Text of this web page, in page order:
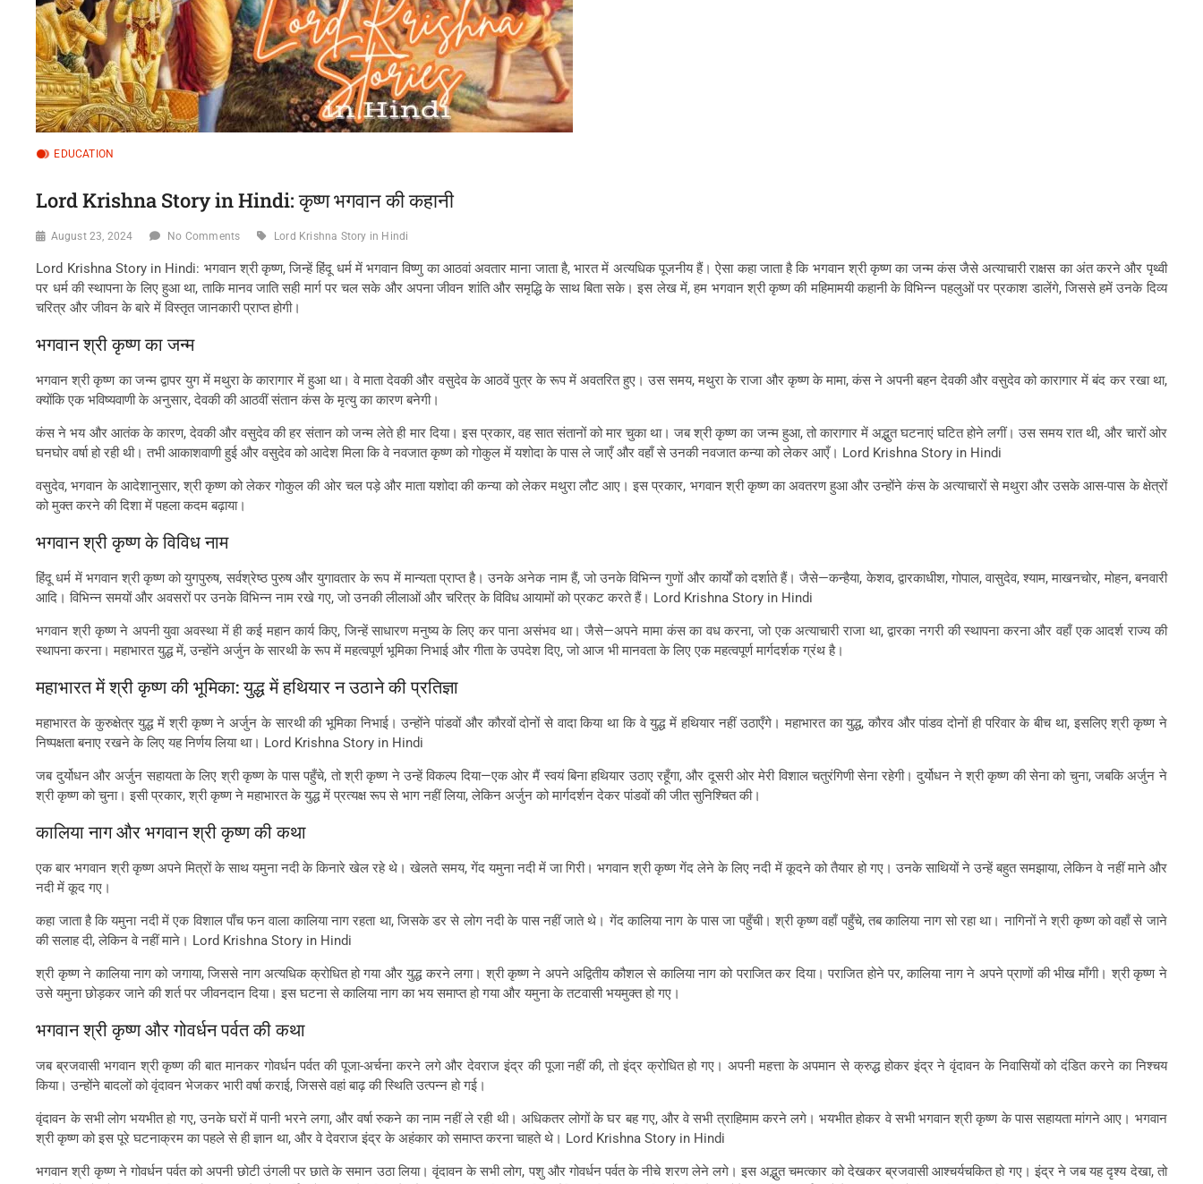
EDUCATION
Lord Krishna Story in Hindi: कृष्ण भगवान की कहानी
August 23, 2024 No Comments Lord Krishna Story in Hindi
Lord Krishna Story in Hindi: भगवान श्री कृष्ण, जिन्हें हिंदू धर्म में भगवान विष्णु का आठवां अवतार माना जाता है, भारत में अत्यधिक पूजनीय हैं। ऐसा कहा जाता है कि भगवान श्री कृष्ण का जन्म कंस जैसे अत्याचारी राक्षस का अंत करने और पृथ्वी
पर धर्म की स्थापना के लिए हुआ था, ताकि मानव जाति सही मार्ग पर चल सके और अपना जीवन शांति और समृद्धि के साथ बिता सके। इस लेख में, हम भगवान श्री कृष्ण की महिमामयी कहानी के विभिन्न पहलुओं पर प्रकाश डालेंगे, जिससे हमें उनके दिव्य
चरित्र और जीवन के बारे में विस्तृत जानकारी प्राप्त होगी।
भगवान श्री कृष्ण का जन्म
भगवान श्री कृष्ण का जन्म द्वापर युग में मथुरा के कारागार में हुआ था। वे माता देवकी और वसुदेव के आठवें पुत्र के रूप में अवतरित हुए। उस समय, मथुरा के राजा और कृष्ण के मामा, कंस ने अपनी बहन देवकी और वसुदेव को कारागार में बंद कर रखा था,
क्योंकि एक भविष्यवाणी के अनुसार, देवकी की आठवीं संतान कंस के मृत्यु का कारण बनेगी।
कंस ने भय और आतंक के कारण, देवकी और वसुदेव की हर संतान को जन्म लेते ही मार दिया। इस प्रकार, वह सात संतानों को मार चुका था। जब श्री कृष्ण का जन्म हुआ, तो कारागार में अद्भुत घटनाएं घटित होने लगीं। उस समय रात थी, और चारों ओर
घनघोर वर्षा हो रही थी। तभी आकाशवाणी हुई और वसुदेव को आदेश मिला कि वे नवजात कृष्ण को गोकुल में यशोदा के पास ले जाएँ और वहाँ से उनकी नवजात कन्या को लेकर आएँ। Lord Krishna Story in Hindi
वसुदेव, भगवान के आदेशानुसार, श्री कृष्ण को लेकर गोकुल की ओर चल पड़े और माता यशोदा की कन्या को लेकर मथुरा लौट आए। इस प्रकार, भगवान श्री कृष्ण का अवतरण हुआ और उन्होंने कंस के अत्याचारों से मथुरा और उसके आस-पास के क्षेत्रों
को मुक्त करने की दिशा में पहला कदम बढ़ाया।
भगवान श्री कृष्ण के विविध नाम
हिंदू धर्म में भगवान श्री कृष्ण को युगपुरुष, सर्वश्रेष्ठ पुरुष और युगावतार के रूप में मान्यता प्राप्त है। उनके अनेक नाम हैं, जो उनके विभिन्न गुणों और कार्यों को दर्शाते हैं। जैसे—कन्हैया, केशव, द्वारकाधीश, गोपाल, वासुदेव, श्याम, माखनचोर, मोहन, बनवारी
आदि। विभिन्न समयों और अवसरों पर उनके विभिन्न नाम रखे गए, जो उनकी लीलाओं और चरित्र के विविध आयामों को प्रकट करते हैं। Lord Krishna Story in Hindi
भगवान श्री कृष्ण ने अपनी युवा अवस्था में ही कई महान कार्य किए, जिन्हें साधारण मनुष्य के लिए कर पाना असंभव था। जैसे—अपने मामा कंस का वध करना, जो एक अत्याचारी राजा था, द्वारका नगरी की स्थापना करना और वहाँ एक आदर्श राज्य की
स्थापना करना। महाभारत युद्ध में, उन्होंने अर्जुन के सारथी के रूप में महत्वपूर्ण भूमिका निभाई और गीता के उपदेश दिए, जो आज भी मानवता के लिए एक महत्वपूर्ण मार्गदर्शक ग्रंथ है।
महाभारत में श्री कृष्ण की भूमिका: युद्ध में हथियार न उठाने की प्रतिज्ञा
महाभारत के कुरुक्षेत्र युद्ध में श्री कृष्ण ने अर्जुन के सारथी की भूमिका निभाई। उन्होंने पांडवों और कौरवों दोनों से वादा किया था कि वे युद्ध में हथियार नहीं उठाएँगे। महाभारत का युद्ध, कौरव और पांडव दोनों ही परिवार के बीच था, इसलिए श्री कृष्ण ने
निष्पक्षता बनाए रखने के लिए यह निर्णय लिया था। Lord Krishna Story in Hindi
जब दुर्योधन और अर्जुन सहायता के लिए श्री कृष्ण के पास पहुँचे, तो श्री कृष्ण ने उन्हें विकल्प दिया—एक ओर मैं स्वयं बिना हथियार उठाए रहूँगा, और दूसरी ओर मेरी विशाल चतुरंगिणी सेना रहेगी। दुर्योधन ने श्री कृष्ण की सेना को चुना, जबकि अर्जुन ने
श्री कृष्ण को चुना। इसी प्रकार, श्री कृष्ण ने महाभारत के युद्ध में प्रत्यक्ष रूप से भाग नहीं लिया, लेकिन अर्जुन को मार्गदर्शन देकर पांडवों की जीत सुनिश्चित की।
कालिया नाग और भगवान श्री कृष्ण की कथा
एक बार भगवान श्री कृष्ण अपने मित्रों के साथ यमुना नदी के किनारे खेल रहे थे। खेलते समय, गेंद यमुना नदी में जा गिरी। भगवान श्री कृष्ण गेंद लेने के लिए नदी में कूदने को तैयार हो गए। उनके साथियों ने उन्हें बहुत समझाया, लेकिन वे नहीं माने और
नदी में कूद गए।
कहा जाता है कि यमुना नदी में एक विशाल पाँच फन वाला कालिया नाग रहता था, जिसके डर से लोग नदी के पास नहीं जाते थे। गेंद कालिया नाग के पास जा पहुँची। श्री कृष्ण वहाँ पहुँचे, तब कालिया नाग सो रहा था। नागिनों ने श्री कृष्ण को वहाँ से जाने
की सलाह दी, लेकिन वे नहीं माने। Lord Krishna Story in Hindi
श्री कृष्ण ने कालिया नाग को जगाया, जिससे नाग अत्यधिक क्रोधित हो गया और युद्ध करने लगा। श्री कृष्ण ने अपने अद्वितीय कौशल से कालिया नाग को पराजित कर दिया। पराजित होने पर, कालिया नाग ने अपने प्राणों की भीख माँगी। श्री कृष्ण ने
उसे यमुना छोड़कर जाने की शर्त पर जीवनदान दिया। इस घटना से कालिया नाग का भय समाप्त हो गया और यमुना के तटवासी भयमुक्त हो गए।
भगवान श्री कृष्ण और गोवर्धन पर्वत की कथा
जब ब्रजवासी भगवान श्री कृष्ण की बात मानकर गोवर्धन पर्वत की पूजा-अर्चना करने लगे और देवराज इंद्र की पूजा नहीं की, तो इंद्र क्रोधित हो गए। अपनी महत्ता के अपमान से क्रुद्ध होकर इंद्र ने वृंदावन के निवासियों को दंडित करने का निश्चय
किया। उन्होंने बादलों को वृंदावन भेजकर भारी वर्षा कराई, जिससे वहां बाढ़ की स्थिति उत्पन्न हो गई।
वृंदावन के सभी लोग भयभीत हो गए, उनके घरों में पानी भरने लगा, और वर्षा रुकने का नाम नहीं ले रही थी। अधिकतर लोगों के घर बह गए, और वे सभी त्राहिमाम करने लगे। भयभीत होकर वे सभी भगवान श्री कृष्ण के पास सहायता मांगने आए। भगवान
श्री कृष्ण को इस पूरे घटनाक्रम का पहले से ही ज्ञान था, और वे देवराज इंद्र के अहंकार को समाप्त करना चाहते थे। Lord Krishna Story in Hindi
भगवान श्री कृष्ण ने गोवर्धन पर्वत को अपनी छोटी उंगली पर छाते के समान उठा लिया। वृंदावन के सभी लोग, पशु और गोवर्धन पर्वत के नीचे शरण लेने लगे। इस अद्भुत चमत्कार को देखकर ब्रजवासी आश्चर्यचकित हो गए। इंद्र ने जब यह दृश्य देखा, तो